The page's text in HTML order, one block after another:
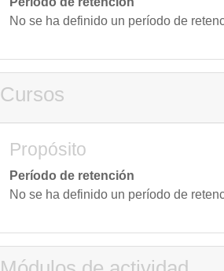
No se ha definido un período de
Cursos
Propósito
Período de retención
No se ha definido un período de